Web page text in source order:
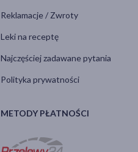
Reklamacje / Zwroty
Leki na receptę
Najczęściej zadawane pytania
Polityka prywatności
METODY PŁATNOŚCI